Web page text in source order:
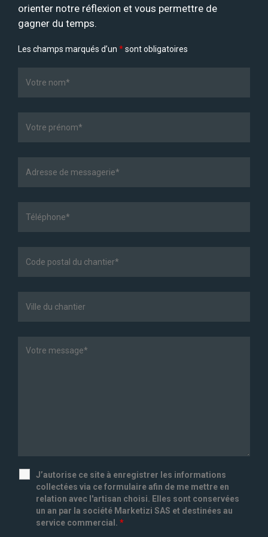
orienter notre réflexion et vous permettre de
gagner du temps.
Les champs marqués d’un *sont obligatoires
J’autorise ce site à enregistrer les informations
collectées via ce formulaire afin de me mettre en
relation avec l'artisan choisi. Elles sont conservées
un an par la société Marketizi SAS et destinées au
service commercial. *